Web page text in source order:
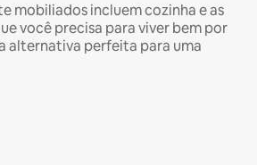
mobiliados incluem cozinha e as
você precisa para viver bem por
a alternativa perfeita para uma